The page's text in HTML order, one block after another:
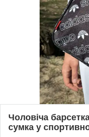
Чоловіча
сумка у